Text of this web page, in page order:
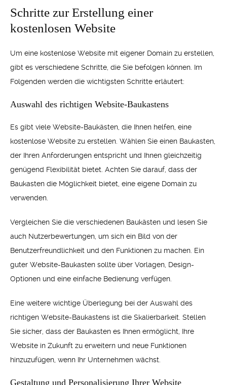
Schritte zur Erstellung einer
kostenlosen Website
Um eine kostenlose Website mit eigener Domain zu erstellen,
gibt es verschiedene Schritte, die Sie befolgen können. Im
Folgenden werden die wichtigsten Schritte erläutert:
Auswahl des richtigen Website-Baukastens
Es gibt viele Website-Baukästen, die Ihnen helfen, eine
kostenlose Website zu erstellen. Wählen Sie einen Baukasten,
der Ihren Anforderungen entspricht und Ihnen gleichzeitig
genügend Flexibilität bietet. Achten Sie darauf, dass der
Baukasten die Möglichkeit bietet, eine eigene Domain zu
verwenden.
Vergleichen Sie die verschiedenen Baukästen und lesen Sie
auch Nutzerbewertungen, um sich ein Bild von der
Benutzerfreundlichkeit und den Funktionen zu machen. Ein
guter Website-Baukasten sollte über Vorlagen, Design-
Optionen und eine einfache Bedienung verfügen.
Eine weitere wichtige Überlegung bei der Auswahl des
richtigen Website-Baukastens ist die Skalierbarkeit. Stellen
Sie sicher, dass der Baukasten es Ihnen ermöglicht, Ihre
Website in Zukunft zu erweitern und neue Funktionen
hinzuzufügen, wenn Ihr Unternehmen wächst.
Gestaltung und Personalisierung Ihrer Website